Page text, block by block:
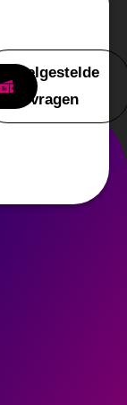
Veelgestelde
vragen